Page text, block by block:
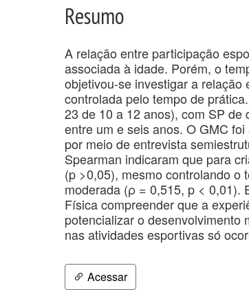
Resumo
A relação entre participação
associada à idade. Porém, o
objetivou-se investigar a
controlada pelo tempo de
23 de 10 a 12 anos), com SP
entre um e seis anos. O GMC
por meio de entrevista
Spearman indicaram que para
(p >0,05), mesmo controlando o
moderada (ρ = 0,515, p < 0,01).
Física compreender que a
potencializar o desenvolvimento
nas atividades esportivas só
Acessar